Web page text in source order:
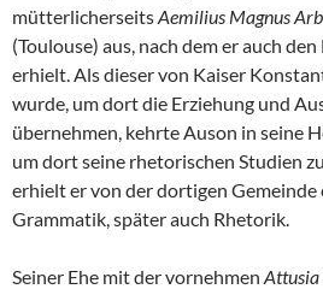
mütterlicherseitsAemilius Magnus
(Toulouse) aus, nach dem er auch
erhielt. Als dieser von Kaiser
wurde, um dort die Erziehung und
übernehmen, kehrte Auson in seine
um dort seine rhetorischen Studien
erhielt er von der dortigen
Grammatik, später auch Rhetorik.
Seiner Ehe mit der vornehmen Attusia